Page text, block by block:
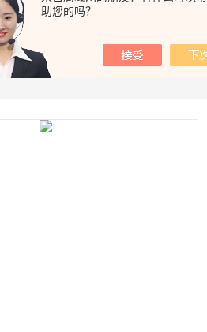
助您的吗？